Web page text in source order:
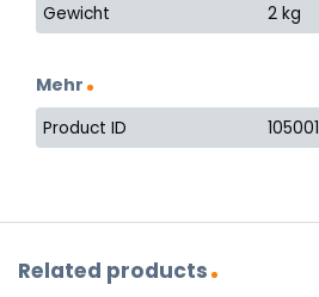
Gewicht 2 kg
Mehr
Product ID 105001
Related products